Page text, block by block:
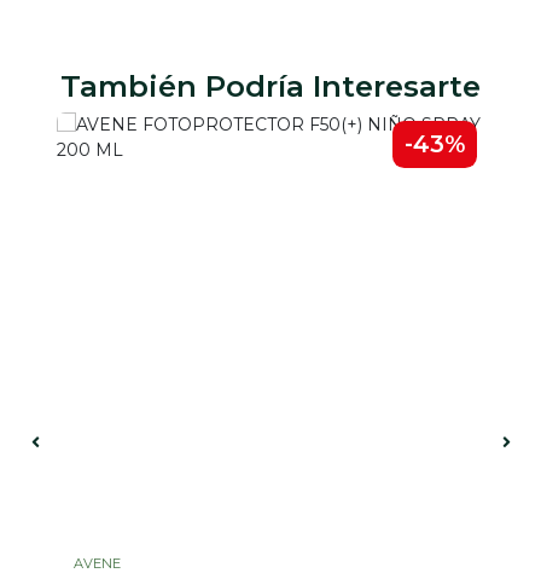
También Podría Interesarte
-43%
AVENE